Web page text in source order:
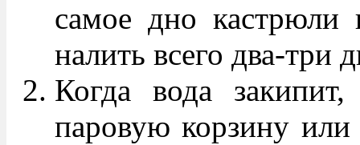
самое дно
налить всего два-три
Когда вода
паровую корзину